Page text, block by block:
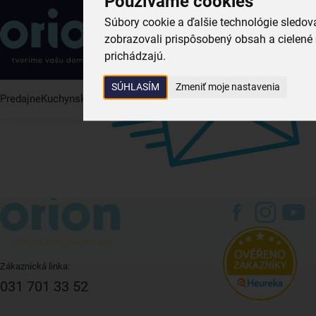
Súbory cookie a ďalšie technológie
zobrazovali prispôsobený obsah a
prichádzajú.
SÚHLASÍM Zmeniť moje nastavenia
031 701 33 52
PredajneKuchynské potreby Domáce potreby
Zákaznická linka:
031 701 33 52